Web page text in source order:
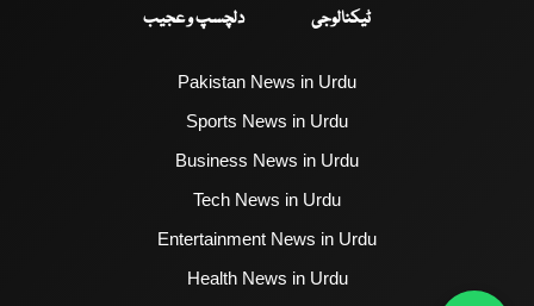
ٹیکنالوجی
دلچسپ و عجیب
Pakistan News in Urdu
Sports News in Urdu
Business News in Urdu
Tech News in Urdu
Entertainment News in Urdu
Health News in Urdu